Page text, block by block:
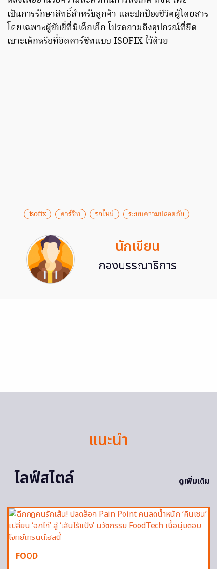
เป็นการรักษาสิทธิ์สำหรับลูกค้า และปกป้องชีวิตผู้โดยสาร
โดยเฉพาะผู้ขับขี่ที่มีเด็กเล็ก โปรดถามถึงอุปกรณ์ที่ยึด
เบาะเด็กหรือที่ยึดคาร์ซีทแบบ ISOFIX ไว้ด้วย
isofix คาร์ซีท รถใหม่ ระบบความปลอดภัย
นักเขียน
กองบรรณาธิการ
แนะนำ
ไลฟ์สไตล์
ดูเพิ่มเติม
FOOD